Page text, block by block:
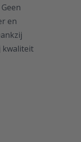
en
kwaliteit